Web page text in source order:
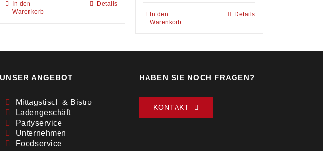
In den
Warenkorb
Details
In den
Warenkorb
Details
UNSER ANGEBOT
Mittagstisch & Bistro
Ladengeschäft
Partyservice
Unternehmen
Foodservice
HABEN SIE NOCH FRAGEN?
KONTAKT